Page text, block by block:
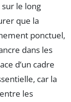
le long
que la
ponctuel,
dans les
d’un cadre
car la
les